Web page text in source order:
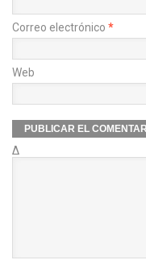
Correo electrónico *
Web
Δ